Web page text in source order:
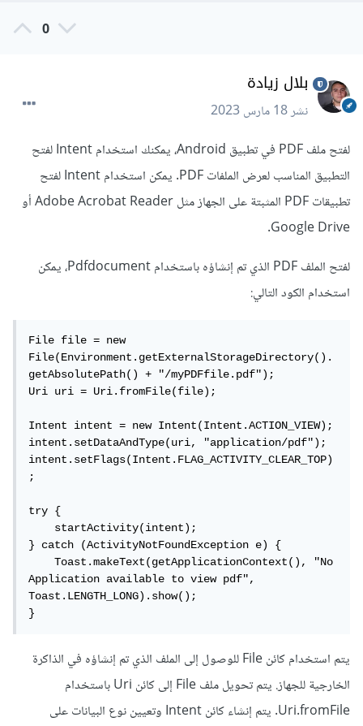
0
بلال زيادة
نشر18 مارس 2023
لفتح ملف PDF في تطبيق Android، يمكنك استخدام Intent لفتح
التطبيق المناسب لعرض الملفات PDF. يمكن استخدام Intent لفتح
تطبيقات PDF المثبتة على الجهاز مثل Adobe Acrobat Reader أو
Google Drive.
لفتح الملف PDF الذي تم إنشاؤه باستخدام Pdfdocument، يمكن
استخدام الكود التالي:
File file = new
File(Environment.getExternalStorageDirectory().
getAbsolutePath() + "/myPDFfile.pdf");
Uri uri = Uri.fromFile(file);
Intent intent = new Intent(Intent.ACTION_VIEW);
intent.setDataAndType(uri, "application/pdf");
intent.setFlags(Intent.FLAG_ACTIVITY_CLEAR_TOP)
;
try {
    startActivity(intent);
} catch (ActivityNotFoundException e) {
    Toast.makeText(getApplicationContext(), "No
Application available to view pdf",
Toast.LENGTH_LONG).show();
}
يتم استخدام كائن File للوصول إلى الملف الذي تم إنشاؤه في الذاكرة
الخارجية للجهاز. يتم تحويل ملف File إلى كائن Uri باستخدام
Uri.fromFile. يتم إنشاء كائن Intent وتعيين نوع البيانات على